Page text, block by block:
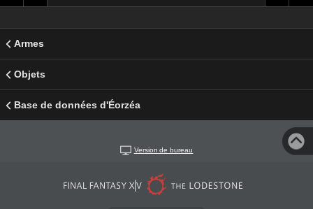
Armes
Objets
Base de données d'Éorzéa
Version de bureau